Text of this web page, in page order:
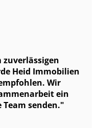
zuverlässigen
Heid Immobilien
Wir
ein
Team senden.